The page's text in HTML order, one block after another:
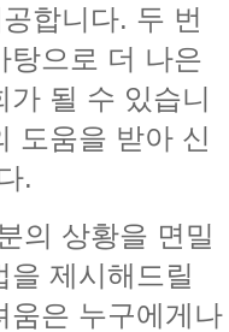
합니다. 두 번
탕으로 더 나은
가 될 수 있습니
도움을 받아 신
.
의 상황을 면밀
을 제시해드릴
움은 누구에게나